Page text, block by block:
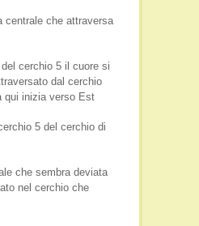
che attraversa
cerchio 5 il cuore si
dal cerchio
qui inizia verso Est
5 del cerchio di
che sembra deviata
nel cerchio che